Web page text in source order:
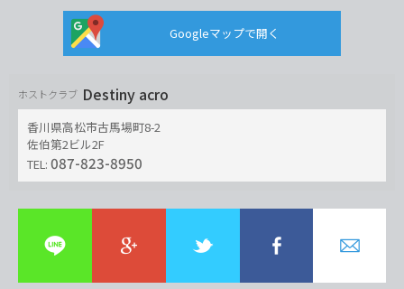
Googleマップで開く
ホストクラブ Destiny acro
香川県高松市古馬場町8-2
佐伯第2ビル2F
TEL: 087-823-8950